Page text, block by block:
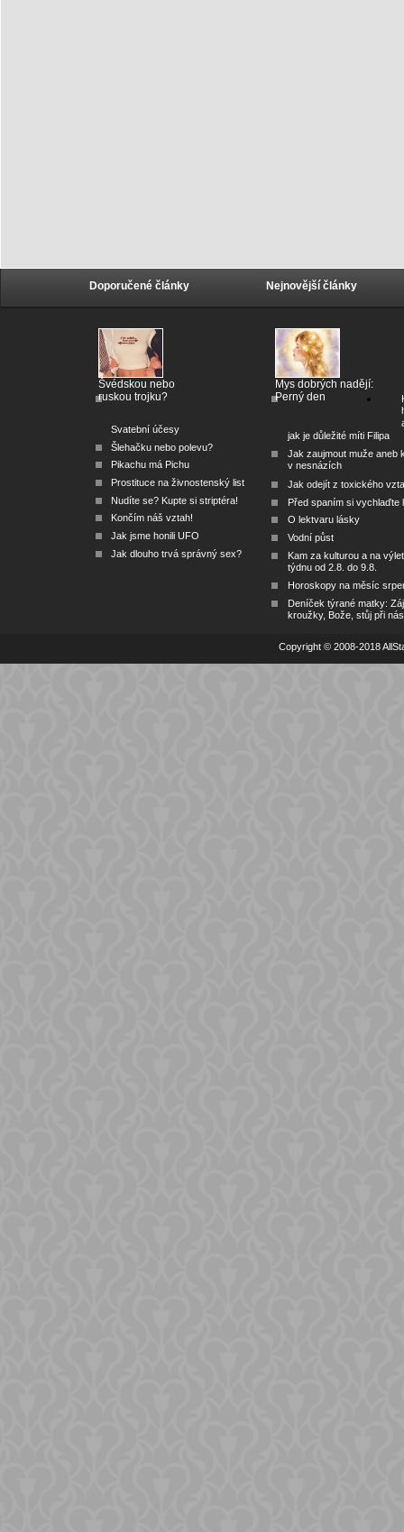
Doporučené články
Švédskou nebo
ruskou trojku?
Svatební účesy
Šlehačku nebo polevu?
Pikachu má Pichu
Prostituce na živnostenský list
Nudíte se? Kupte si striptéra!
Končím náš vztah!
Jak jsme honili UFO
Jak dlouho trvá správný sex?
Nejnovější články
Mys dobrých nadějí:
Perný den
jak je důležité míti Filipa
Jak zaujmout muže aneb
v nesnázích
Jak odejít z toxického
Před spaním si vychlaďte
O lektvaru lásky
Vodní půst
Kam za kulturou a na
týdnu od 2.8. do 9.8.
Horoskopy na měsíc
Deníček týrané matky:
kroužky, Bože, stůj při nás
Copyright © 2008-2018